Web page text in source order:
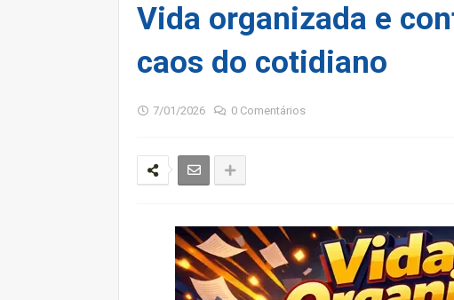
Vida organizada e
caos do cotidiano
7/01/2026 0 Comentários